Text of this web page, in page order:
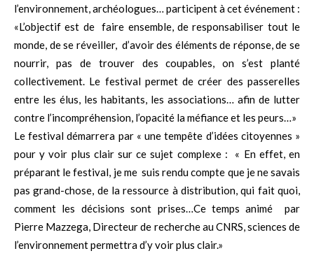
l’environnement, archéologues… participent à cet événement :
«L’objectif est de faire ensemble, de responsabiliser tout le
monde, de se réveiller, d’avoir des éléments de réponse, de se
nourrir, pas de trouver des coupables, on s’est planté
collectivement. Le festival permet de créer des passerelles
entre les élus, les habitants, les associations… afin de lutter
contre l’incompréhension, l’opacité la méfiance et les peurs…»
Le festival démarrera par « une tempête d’idées citoyennes »
pour y voir plus clair sur ce sujet complexe : « En effet, en
préparant le festival, je me suis rendu compte que je ne savais
pas grand-chose, de la ressource à distribution, qui fait quoi,
comment les décisions sont prises…Ce temps animé par
Pierre Mazzega, Directeur de recherche au CNRS, sciences de
l’environnement permettra d’y voir plus clair.»